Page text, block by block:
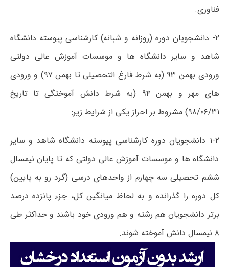
فناوری.
۲- دانشجویان دوره (روزانه و شبانه) کارشناسی پیوسته دانشگاه
شاهد و سایر دانشگاه ها و موسسات آموزش عالی دولتی
ورودی بهمن ۹۳ (به شرط فارغ التحصیلی تا بهمن ۹۷) و ورودی
های مهر و بهمن ۹۴ (به شرط دانش آموختگی تا تاریخ
۹۸/۰۶/۳۱) مشروط بر احراز یکی از شرایط زیر:
۱-۲ دانشجویان دوره کارشناسی پیوسته دانشگاه شاهد و سایر
دانشگاه ها و موسسات آموزش عالی دولتی که تا پایان نیمسال
ششم تحصیلی سه چهارم از واحدهای درسی (گرد رو به پایین)
کل دوره را گذرانده و به لحاظ میانگین کل، جزء پانزده درصد
برتر دانشجویان هم رشته و هم ورودی خود باشند و حداکثر طی
۸ نیمسال دانش آموخته شوند.